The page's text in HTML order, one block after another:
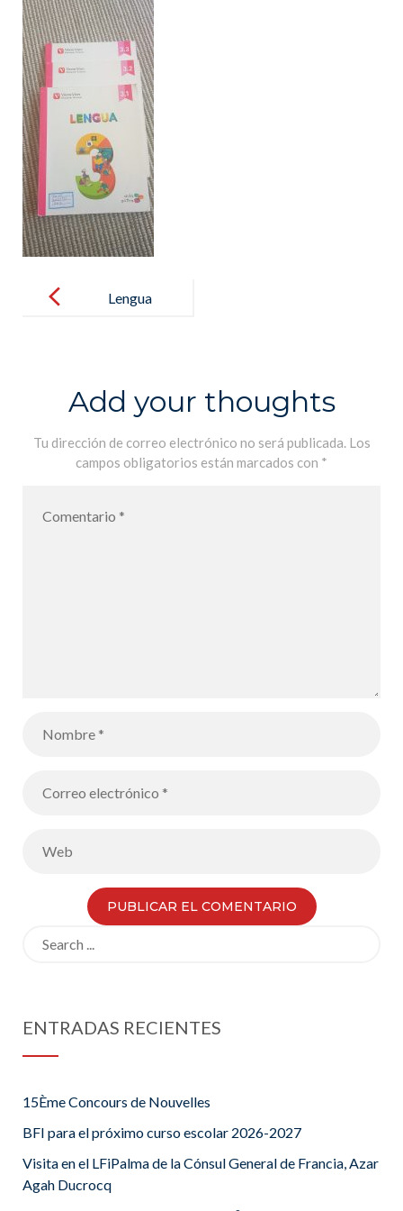
navigation
Lengua
Add your thoughts
Tu dirección de correo electrónico no será publicada. Los
campos obligatorios están marcados con *
ENTRADAS RECIENTES
15Ème Concours de Nouvelles
BFI para el próximo curso escolar 2026-2027
Visita en el LFiPalma de la Cónsul General de Francia, Azar
Agah Ducrocq